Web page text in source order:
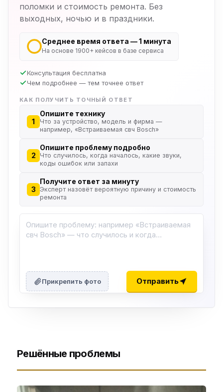
поломки и стоимость ремонта. Без
выходных, ночью и в праздники.
Среднее время ответа — 1 минута
На основе 1900+ кейсов в базе сервиса
Консультация бесплатна
Чем подробнее — тем точнее ответ
КАК ПОЛУЧИТЬ ТОЧНЫЙ ОТВЕТ
1
Опишите технику
Что за устройство, модель и фирма —
например, «Встраиваемая свч Bosch»
2
Опишите проблему подробно
Что случилось, когда началось, какие звуки,
коды ошибок или запахи
3
Получите ответ за минуту
Эксперт назовёт вероятную причину и стоимость
ремонта
Прикрепить фото Отправить
Решённые проблемы